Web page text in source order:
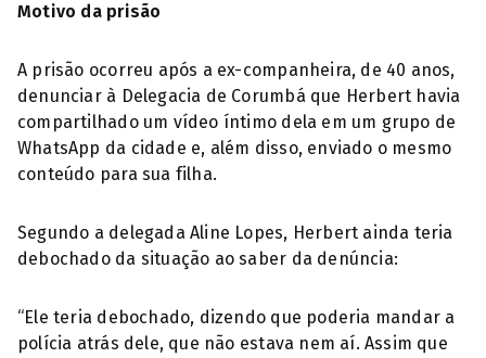
Motivo da prisão
A prisão ocorreu após a ex-companheira, de 40 anos,
denunciar à Delegacia de Corumbá que Herbert havia
compartilhado um vídeo íntimo dela em um grupo de
WhatsApp da cidade e, além disso, enviado o mesmo
conteúdo para sua filha.
Segundo a delegada Aline Lopes, Herbert ainda teria
debochado da situação ao saber da denúncia:
“Ele teria debochado, dizendo que poderia mandar a
polícia atrás dele, que não estava nem aí. Assim que